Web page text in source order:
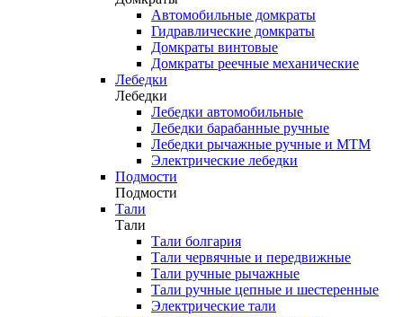
Автомобильные домкраты
Гидравлические домкраты
Домкраты винтовые
Домкраты реечные механические
Лебедки
Лебедки
Лебедки автомобильные
Лебедки барабанные ручные
Лебедки рычажные ручные и МТМ
Электрические лебедки
Подмости
Подмости
Тали
Тали
Тали болгария
Тали червячные и передвижные
Тали ручные рычажные
Тали ручные цепные и шестеренные
Электрические тали